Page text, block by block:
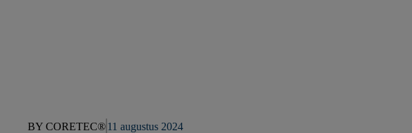
BY CORETEC®11 augustus 2024